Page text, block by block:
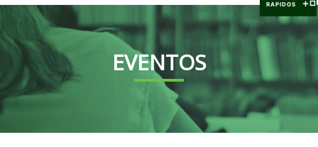
EVENTOS
RAPIDOS